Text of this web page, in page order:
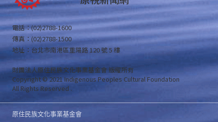
電話：(02)2788-1600
傳真：(02)2788-1500
地址：台北市南港區重陽路 120 號 5 樓
財團法人原住民族文化事業基金會 版權所有
Copyright © 2021 Indigenous Peoples Cultural Foundation
All Rights Reserved .
原住民族文化事業基金會